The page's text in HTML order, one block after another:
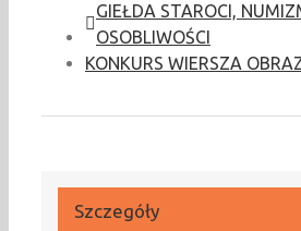
GIEŁDA STAROCI,
OSOBLIWOŚCI
KONKURS WIERSZA
Szczegóły